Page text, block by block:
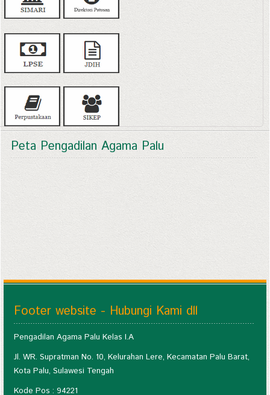
Peta Pengadilan Agama Palu
Footer website - Hubungi Kami dll
Pengadilan Agama Palu Kelas I.A
Jl. WR. Supratman No. 10, Kelurahan Lere, Kecamatan Palu Barat,
Kota Palu, Sulawesi Tengah
Kode Pos : 94221